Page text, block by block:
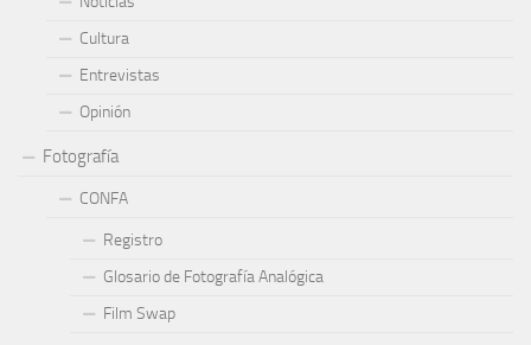
Cultura
Entrevistas
Opinión
Fotografía
CONFA
Registro
Glosario de Fotografía Analógica
Film Swap